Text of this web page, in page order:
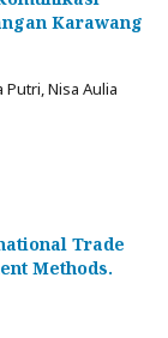
Karawang
Putri, Nisa Aulia
Trade
Methods.